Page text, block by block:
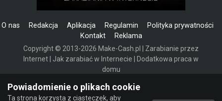
O nas Redakcja Aplikacja Regulamin
Polityka prywatności
Kontakt
Reklama
Copyright © 2013-2026 Make-Cash.pl | Zarabianie przez
Internet | Jak zarabiać w Internecie | Dodatkowa praca w
domu
Powiadomienie o plikach cookie
Ta strona korzysta z ciasteczek, aby